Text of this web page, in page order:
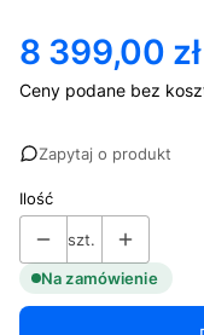
Cena
8 399,00 zł
Ceny podane bez
Zapytaj o produkt
Ilość
szt.
Na zamówienie